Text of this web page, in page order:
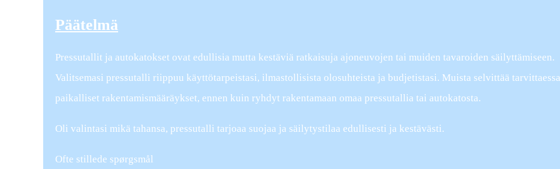
Päätelmä
Pressutallit ja autokatokset ovat edullisia mutta kestäviä ratkaisuja ajoneuvojen tai muiden tavaroiden säilyttämiseen.
Valitsemasi pressutalli riippuu käyttötarpeistasi, ilmastollisista olosuhteista ja budjetistasi. Muista selvittää tarvittaessa
paikalliset rakentamismääräykset, ennen kuin ryhdyt rakentamaan omaa pressutallia tai autokatosta.
Oli valintasi mikä tahansa, pressutalli tarjoaa suojaa ja säilytystilaa edullisesti ja kestävästi.
Ofte stillede spørgsmål